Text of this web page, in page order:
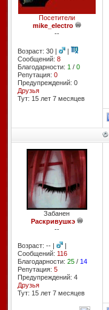
Посетители
mike_electro
--
Возраст: 30 |
|
Сообщений: 8
Благодарности: 1 / 0
Репутация: 0
Предупреждений: 0
Друзья
Тут: 15 лет 7 месяцев
Забанен
Раскривушкэ
--
Возраст: -- |
|
Сообщений: 116
Благодарности: 25/ 14
Репутация: 5
Предупреждений: 4
Друзья
Тут: 15 лет 7 месяцев